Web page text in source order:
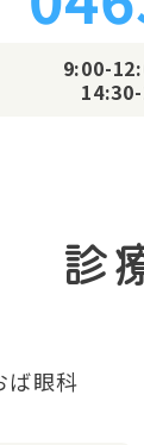
9:00-
14:30-
診